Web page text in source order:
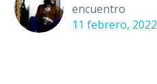
encuentro
11 febrero, 2022